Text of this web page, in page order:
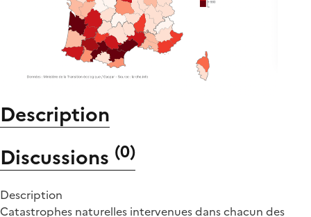
Description
Discussions (0)
Description
Catastrophes naturelles intervenues dans chacun des